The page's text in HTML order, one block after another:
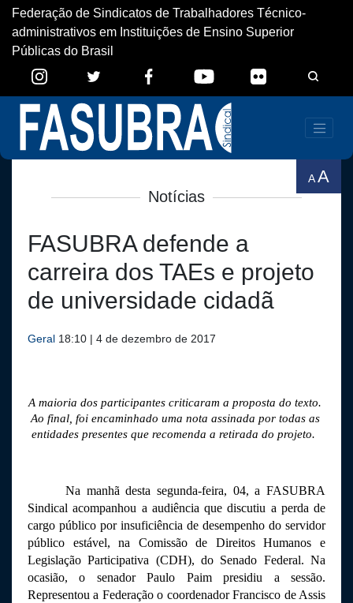
Federação de Sindicatos de Trabalhadores Técnico-
administrativos em Instituições de Ensino Superior
Públicas do Brasil
AA
Notícias
FASUBRA defende a
carreira dos TAEs e projeto
de universidade cidadã
Geral 18:10 | 4 de dezembro de 2017
A maioria dos participantes criticaram a proposta do texto.
Ao final, foi encaminhado uma nota assinada por todas as
entidades presentes que recomenda a retirada do projeto.
Na manhã desta segunda-feira, 04, a FASUBRA
Sindical acompanhou a audiência que discutiu a perda de
cargo público por insuficiência de desempenho do servidor
público estável, na Comissão de Direitos Humanos e
Legislação Participativa (CDH), do Senado Federal. Na
ocasião, o senador Paulo Paim presidiu a sessão.
Representou a Federação o coordenador Francisco de Assis